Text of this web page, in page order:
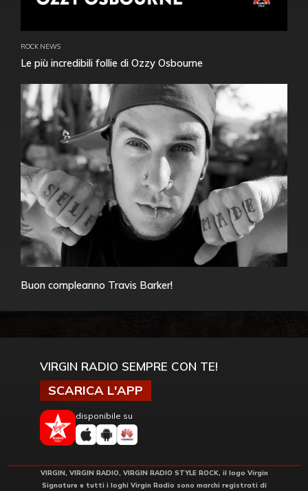
ROCK NEWS
Le più incredibili follie di Ozzy Osbourne
Buon compleanno Travis Barker!
VIRGIN RADIO SEMPRE CON TE!
SCARICA L'APP
disponibile su
VIRGIN, VIRGIN RADIO, VIRGIN RADIO STYLE ROCK, il logo Virgin
Signature e tutti i loghi Virgin Radio sono marchi registrati di